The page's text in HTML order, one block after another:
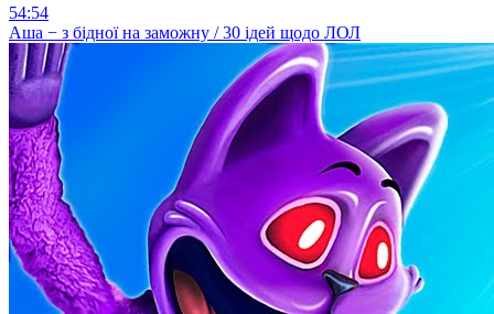
54:54
Аша − з бідної на заможну / 30 ідей щодо ЛОЛ